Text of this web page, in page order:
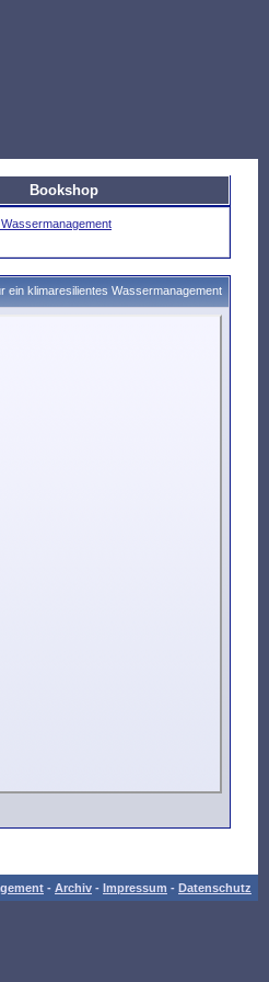
Bookshop
ein klimaresilientes Wassermanagement
- Archiv - Impressum - Datenschutz